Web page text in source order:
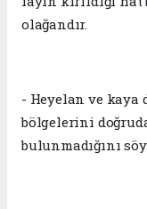
olağandır.
- Heyelan ve kaya
bölgelerini
bulunmadığını